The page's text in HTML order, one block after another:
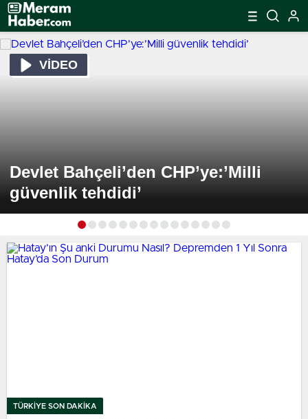
Devlet Bahçeli’den CHP’ye:’Milli
güvenlik tehdidi’
VİDEO
TÜRKIYE SON DAKİKA